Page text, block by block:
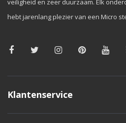
veiligheid en zeer duurzaam. Elk
hebt jarenlang plezier van een Micro
Klantenservice